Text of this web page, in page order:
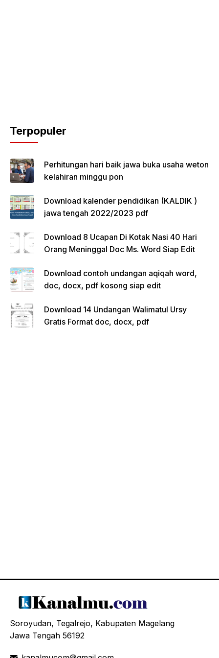
Terpopuler
Perhitungan hari baik jawa buka usaha weton
kelahiran minggu pon
Download kalender pendidikan (KALDIK )
jawa tengah 2022/2023 pdf
Download 8 Ucapan Di Kotak Nasi 40 Hari
Orang Meninggal Doc Ms. Word Siap Edit
Download contoh undangan aqiqah word,
doc, docx, pdf kosong siap edit
Download 14 Undangan Walimatul Ursy
Gratis Format doc, docx, pdf
Soroyudan, Tegalrejo, Kabupaten Magelang
Jawa Tengah 56192